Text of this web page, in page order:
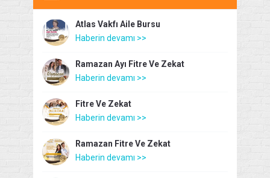
Atlas Vakfı Aile Bursu
Haberin devamı >>
Ramazan Ayı Fitre Ve Zekat
Haberin devamı >>
Fitre Ve Zekat
Haberin devamı >>
Ramazan Fitre Ve Zekat
Haberin devamı >>